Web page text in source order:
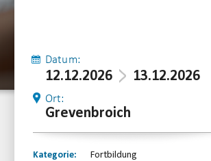
Datum:
12.12.2026 13.12.2026
Ort:
Grevenbroich
Kategorie:
Fortbildung